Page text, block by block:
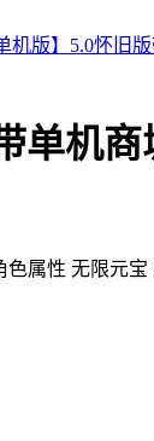
机版】5.0怀旧
单机
色属性 无限元